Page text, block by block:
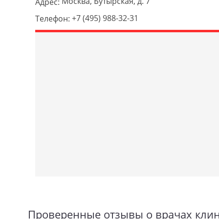
Телефон: +7 (495) 988-32-31
Проверенные отзывы о врачах